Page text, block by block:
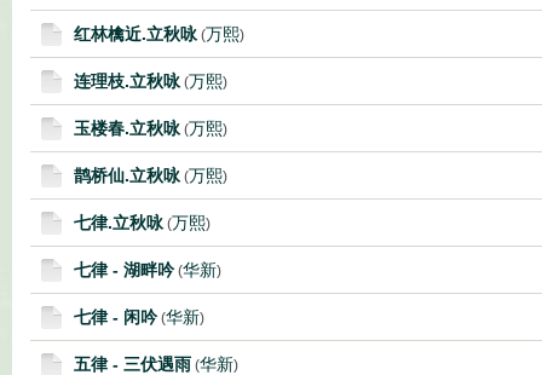
红林檎近.立秋咏(万熙)
连理枝.立秋咏(万熙)
玉楼春.立秋咏(万熙)
鹊桥仙.立秋咏(万熙)
七律.立秋咏(万熙)
七律 - 湖畔吟(华新)
七律 - 闲吟(华新)
五律 - 三伏遇雨 (华新)